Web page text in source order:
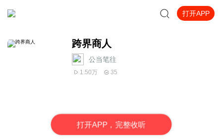
打开APP
跨界商人
公当笔往
1.50万 35
打开APP，完整收听